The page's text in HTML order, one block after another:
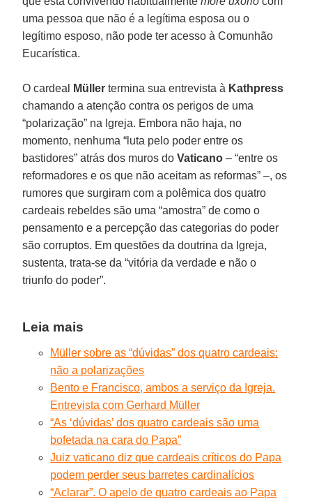
uma pessoa que não é a legítima esposa ou o
legítimo esposo, não pode ter acesso à Comunhão
Eucarística.
O cardeal Müller termina sua entrevista à Kathpress
chamando a atenção contra os perigos de uma
“polarização” na Igreja. Embora não haja, no
momento, nenhuma “luta pelo poder entre os
bastidores” atrás dos muros doVaticano – “entre os
reformadores e os que não aceitam as reformas” –, os
rumores que surgiram com a polêmica dos quatro
cardeais rebeldes são uma “amostra” de como o
pensamento e a percepção das categorias do poder
são corruptos. Em questões da doutrina da Igreja,
sustenta, trata-se da “vitória da verdade e não o
triunfo do poder”.
Leia mais
Müller sobre as “dúvidas” dos quatro cardeais:
não a polarizações
Bento e Francisco, ambos a serviço da Igreja.
Entrevista com Gerhard Müller
“As ‘dúvidas’ dos quatro cardeais são uma
bofetada na cara do Papa”
Juiz vaticano diz que cardeais críticos do Papa
podem perder seus barretes cardinalícios
“Aclarar”. O apelo de quatro cardeais ao Papa